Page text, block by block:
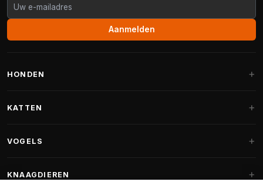
Aanmelden
HONDEN
Fantail hondenmanden
KATTEN
Krabpalen voor Maine Coon
VOGELS
KNAAGDIEREN